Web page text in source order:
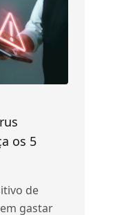
os 5
de
gastar